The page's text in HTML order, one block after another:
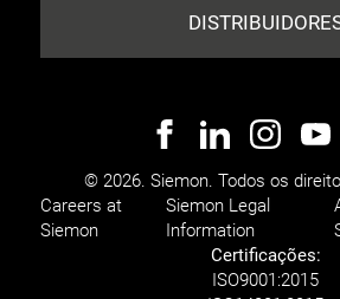
© 2026. Siemon. Todos os
Careers at
Siemon
Siemon Legal
Information
Certificações:
ISO9001:2015